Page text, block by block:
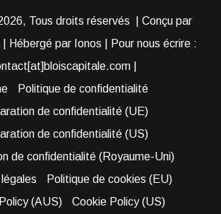
Tous droits réservés | Conçu par
| Hébergé par Ionos | Pour nous écrire :
|
Politique de confidentialité
de confidentialité (UE)
de confidentialité (US)
de confidentialité (Royaume-Uni)
Politique de cookies (EU)
(AUS)
Cookie Policy (US)